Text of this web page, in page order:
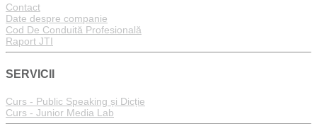
Contact
Date despre companie
Cod De Conduită Profesională
Raport JTI
SERVICII
Curs - Public Speaking și Dicție
Curs - Junior Media Lab